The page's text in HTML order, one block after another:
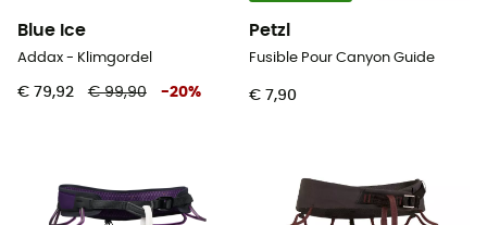
Blue Ice
Addax - Klimgordel
€ 79,92 € 99,90 -20%
Petzl
Fusible Pour Canyon Guide
€ 7,90